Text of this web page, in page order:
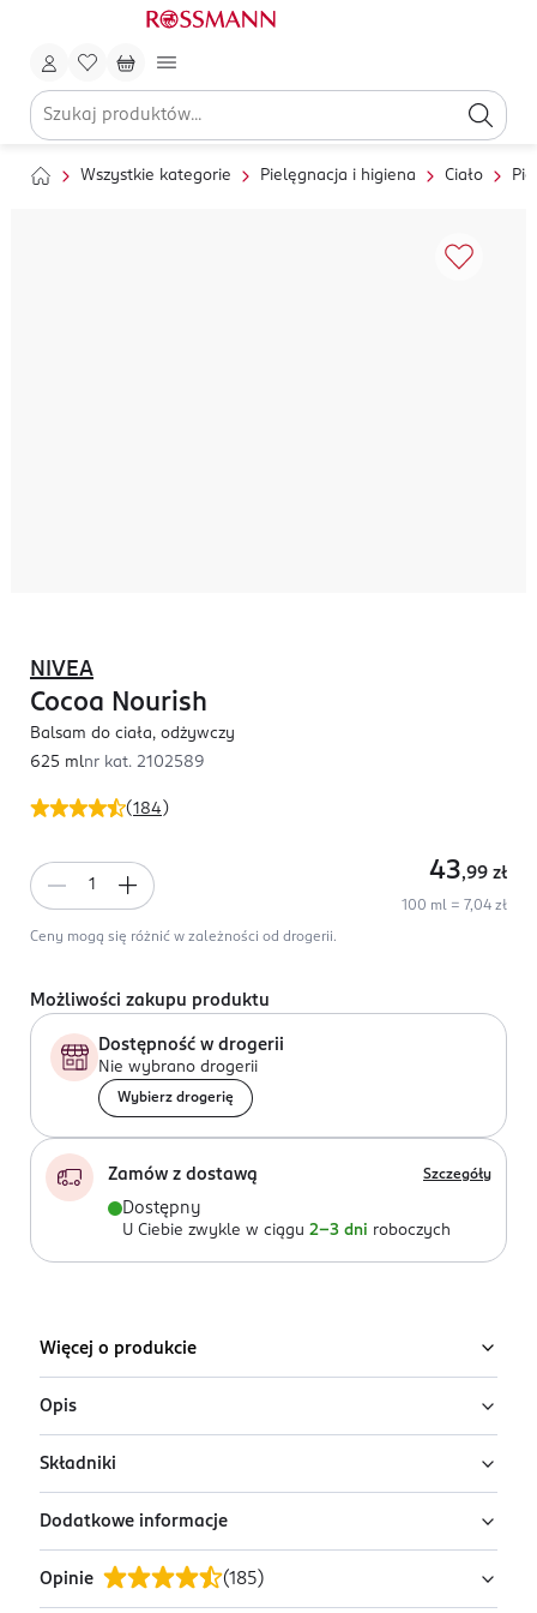
Wszystkie kategorie Pielęgnacja i higiena Ciało
(184 )
NIVEA
Cocoa Nourish
Balsam do ciała, odżywczy
625 mlnr kat. 2102589
43,99 zł
100 ml = 7,04 zł
Ceny mogą się różnić w zależności od drogerii.
Możliwości zakupu produktu
Dostępność w drogerii
Nie wybrano drogerii
Wybierz drogerię
Zamów z dostawą Szczegóły
Dostępny
U Ciebie zwykle w ciągu 2-3 dni roboczych
Więcej o produkcie
Opis
Odmień swoją skórę dzięki Balsamowi do ciała NIVEA®
Cocoa Butter. Zdrowo wyglądająca skóra przy każdym
użyciu. Głęboko odżywia i zapewnia 48 godzin
nawilżenia. Produkt zatrzymuje wilgoć w skórze,
zapobiegając jej utracie i zapewniając długotrwałe
Składniki
Ingredients: : AQUA, GLYCERIN, C15-19 ALKANE,
CETEARYL ALCOHOL, PARAFFINUM LIQUIDUM,
ISOPROPYL PALMITATE, GLYCERYL STEARATE SE,
Dodatkowe informacje
PRZYGOTOWANIE I STOSOWANIE
Opinie (185 )